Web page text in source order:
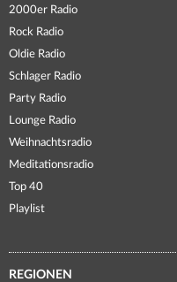
2000er Radio
Rock Radio
Oldie Radio
Schlager Radio
Party Radio
Lounge Radio
Weihnachtsradio
Meditationsradio
Top 40
Playlist
REGIONEN